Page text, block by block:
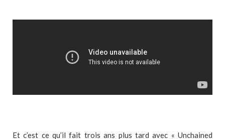
Et c’est ce qu’il fait trois ans plus tard avec « Unchained